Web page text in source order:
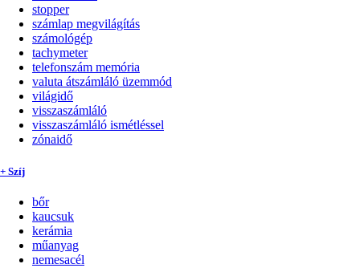
stopper
számlap megvilágítás
számológép
tachymeter
telefonszám memória
valuta átszámláló üzemmód
világidő
visszaszámláló
visszaszámláló ismétléssel
zónaidő
+ Szíj
bőr
kaucsuk
kerámia
műanyag
nemesacél